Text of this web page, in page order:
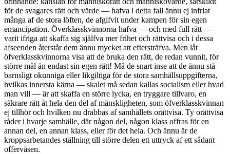
för de svagares rätt och värde — hafva i detta fall ännu ej infriat
många af de stora löften, de afgifvit under kampen för sin egen
emancipation. Överklasskvinnorna hafva — och med full rätt —
varit ifriga att skaffa sig själfva mer frihet och rättvisa och i dessa
afseenden återstår dem ännu mycket att eftersträfva. Men låt
öfverklasskvinnorna visa att de bruka den rätt, de redan vunnit, för
större mål än endast sin egen rätt! Må de snart inse att de ännu stå
barnsligt okunniga eller likgiltiga för de stora samhällsuppgifterna,
hvilkas innersta kärna — skalet må sedan kallas socialism eller hvad
man vill — är att skaffa en större lycka, en tryggare tillvaro, en
säkrare rätt åt hela den del af mänskligheten, som öfverklasskvinnan
ej tillhör och hvilken nu drabbas af samhällets orättvisa. Ty orättvisa
råder i hvarje samhälle, där någon del, någon klass offras för en
annan del, en annan klass, eller för det hela. Och ännu är de
kroppsarbetandes ställning till större delen ett uttryck af ett sådant
offerväsen.